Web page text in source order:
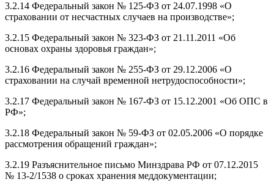
3.2.14 Федеральный закон № 125-ФЗ от 24.07.1998 «О
страховании от несчастных случаев на производстве»;
3.2.15 Федеральный закон № 323-ФЗ от 21.11.2011 «Об
основах охраны здоровья граждан»;
3.2.16 Федеральный закон № 255-ФЗ от 29.12.2006 «О
страховании на случай временной нетрудоспособности»;
3.2.17 Федеральный закон № 167-ФЗ от 15.12.2001 «Об ОПС в
РФ»;
3.2.18 Федеральный закон № 59-ФЗ от 02.05.2006 «О порядке
рассмотрения обращений граждан»;
3.2.19 Разъяснительное письмо Минздрава РФ от 07.12.2015
№ 13-2/1538 о сроках хранения меддокументации;